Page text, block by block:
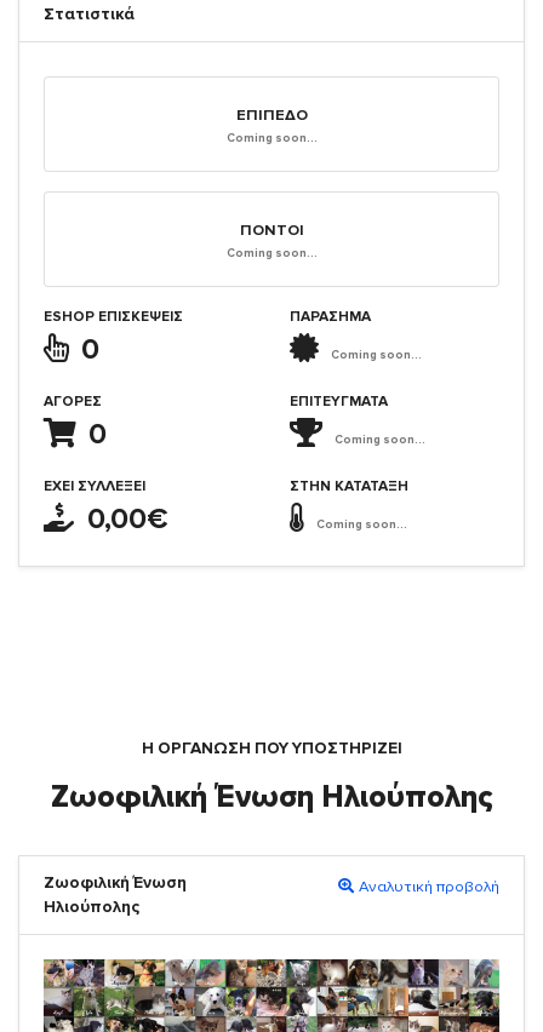
Στατιστικά
ΕΠΊΠΕΔΟ
Coming soon...
ΠΌΝΤΟΙ
Coming soon...
ESHOP ΕΠΙΣΚΈΨΕΙΣ
0
ΑΓΟΡΈΣ
0
ΈΧΕΙ ΣΥΛΛΈΞΕΙ
0,00€
ΠΑΡΑΣΗΜΑ
Coming soon...
ΕΠΙΤΕΎΓΜΑΤΑ
Coming soon...
ΣΤΗΝ ΚΑΤΆΤΑΞΗ
Coming soon...
Η ΟΡΓΆΝΩΣΗ ΠΟΥ ΥΠΟΣΤΗΡΙΖΕΙ
Ζωοφιλική Ένωση Ηλιούπολης
Ζωοφιλική Ένωση
Ηλιούπολης
Αναλυτική προβολή